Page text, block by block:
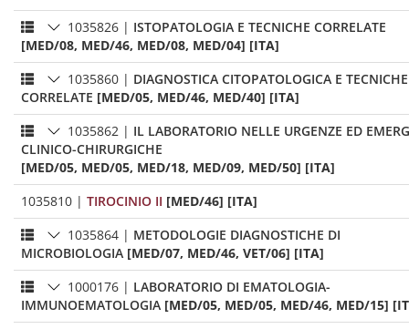
1035826 | ISTOPATOLOGIA E TECNICHE CORRELATE
[MED/08, MED/46, MED/08, MED/04] [ITA]
1035860 | DIAGNOSTICA CITOPATOLOGICA E TECNICHE
CORRELATE [MED/05, MED/46, MED/40] [ITA]
1035862 | IL LABORATORIO NELLE URGENZE ED
CLINICO-CHIRURGICHE
[MED/05, MED/05, MED/18, MED/09, MED/50] [ITA]
1035810 | TIROCINIO II [MED/46] [ITA]
1035864 | METODOLOGIE DIAGNOSTICHE DI
MICROBIOLOGIA [MED/07, MED/46, VET/06] [ITA]
1000176 | LABORATORIO DI EMATOLOGIA-
IMMUNOEMATOLOGIA [MED/05, MED/05, MED/46, MED/15]